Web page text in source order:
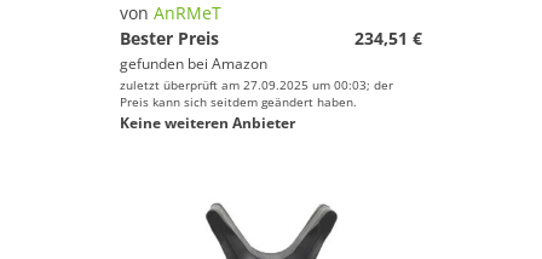
von AnRMeT
Bester Preis
234,51 €
gefunden bei Amazon
zuletzt überprüft am 27.09.2025 um 00:03; der
Preis kann sich seitdem geändert haben.
Keine weiteren Anbieter